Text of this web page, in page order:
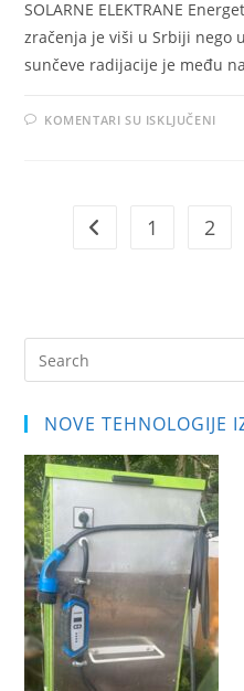
SOLARNE ELEKTRANE
zračenja je viši u Srbiji nego
sunčeve radijacije je među
KOMENTARI SU ISKLJUČENINA
Go to the previous
1 2
NOVE TEHNOLOGIJE